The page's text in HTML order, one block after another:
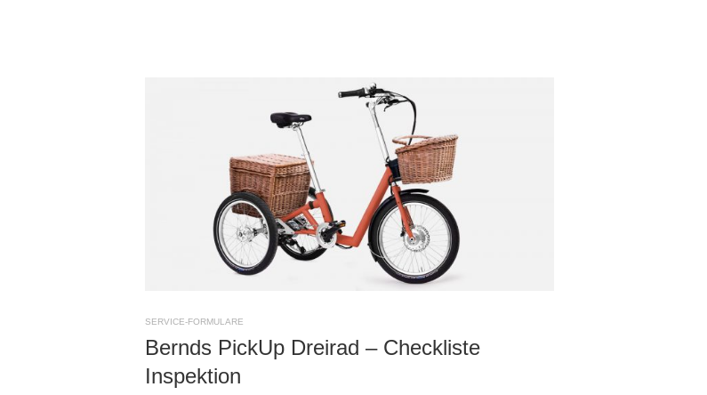
SERVICE-FORMULARE
Bernds PickUp Dreirad – Checkliste
Inspektion